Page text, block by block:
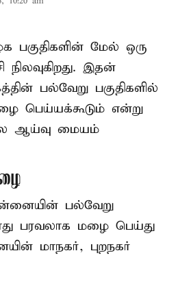
பகுதிகளின் மேல் ஒரு
இதன்
பல்வேறு பகுதிகளில்
பெய்யக்கூடும் என்று
ஆய்வு மையம்
பல்வேறு
பரவலாக மழை பெய்து
மாநகர், புறநகர்